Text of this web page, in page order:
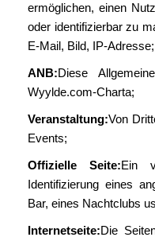
ermöglichen, einen
oder identifizierbar zu
E-Mail, Bild, IP-Adresse;
ANB:Diese
Wyylde.com-Charta;
Veranstaltung:Von
Events;
Offizielle Seite:Ein
Identifizierung eines
Bar, eines Nachtclubs
Internetseite:Die